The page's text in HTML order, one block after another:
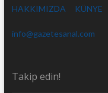
HAKKIMIZDA KÜNYE
info@gazetesanal.com
Takip edin!